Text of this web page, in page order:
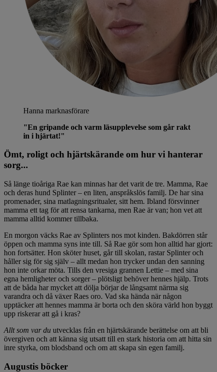
Hanna marknasförare
"En gripande och varm läsupplevelse som går rakt
in i hjärtat!"
Ömt, roligt och hjärtskärande om hur vi hanterar
sorg...
Så länge tioåriga Rae kan minnas har det varit de tre. Mamma, Rae
och deras hund Splinter – en liten, anspråkslös familj. De har sina
promenader, sina matlagningsritualer, sitt hem. Ibland försvinner
mamma ett tag för att rensa tankarna, men Rae är van; hon vet att
mamma alltid kommer tillbaka.
En morgon väcks Rae av Splinters nos mot kinden. Bakdörren står
öppen och mamma syns inte till. Så Rae gör som hon alltid har gjort:
hon fortsätter. Hon sköter huset, går till skolan, rastar Splinter och
håller sig för sig själv – allt medan hon trycker undan den sanning
hon inte orkar möta. Tills den vresiga grannen Lettie – med sina
egna hemligheter och sorger – plötsligt behöver hennes hjälp. Trots
att de båda har mycket att dölja börjar de långsamt närma sig
varandra och då växer Raes oro. Vad ska hända när någon
upptäcker att hennes mamma är borta och den sköra värld hon byggt
upp riskerar att gå i kras?
Allt som var du utvecklas från en hjärtskärande berättelse om att bli
övergiven och att känna sig utsatt till en stark historia om att hitta sin
inre styrka, om blodsband och om att skapa sin egen familj.
Augustis böcker